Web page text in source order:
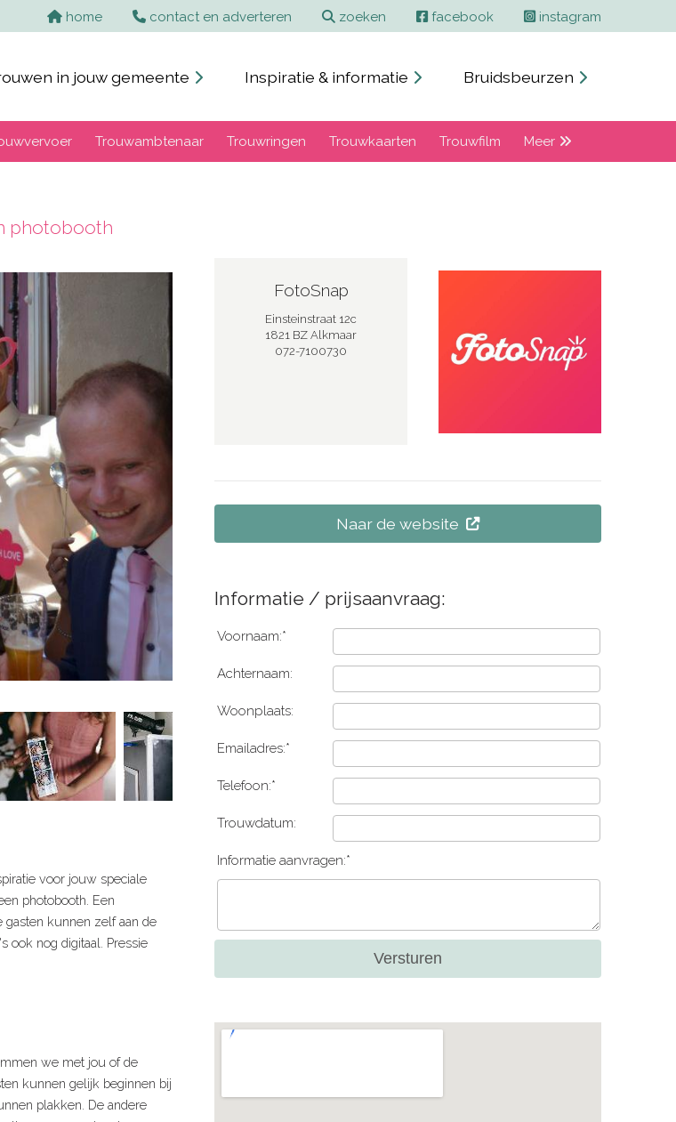
home contact en adverteren zoeken facebook instagram
in jouw gemeente Inspiratie & informatie Bruidsbeurzen
Trouwambtenaar Trouwringen Trouwkaarten Trouwfilm Meer
photobooth
voor jouw speciale
photobooth. Een
kunnen zelf aan de
ook nog digitaal. Pressie
we met jou of de
kunnen gelijk beginnen bij
plakken. De andere
FotoSnap
Einsteinstraat 12c
1821 BZ Alkmaar
072-7100730
Naar de website
Informatie / prijsaanvraag:
Voornaam:*
Achternaam:
Woonplaats:
Emailadres:*
Telefoon:*
Trouwdatum:
Informatie aanvragen:*